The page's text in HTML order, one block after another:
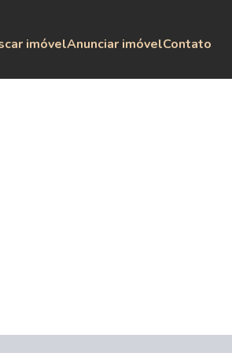
imóvelAnunciar imóvelContato